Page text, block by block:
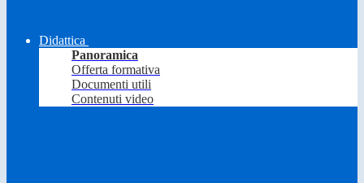
Didattica
Panoramica
Offerta formativa
Documenti utili
Contenuti video